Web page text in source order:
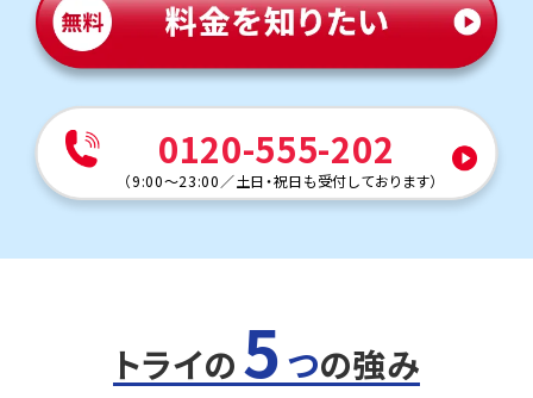
0120-555-202
（9:00～23:00 ／土日・祝日も受付しております）
トライの 5 つの強み